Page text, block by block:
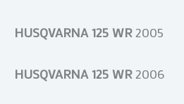
HUSQVARNA 125 WR2005
HUSQVARNA 125 WR2006